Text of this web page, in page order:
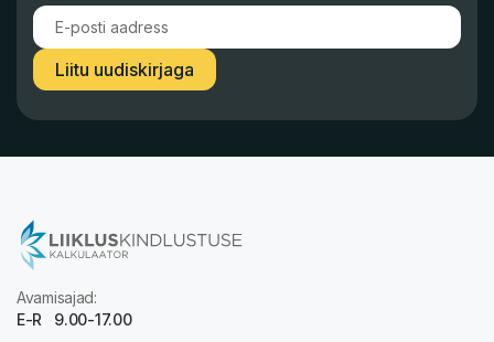
Liitu uudiskirjaga
Avamisajad:
E-R 9.00-17.00